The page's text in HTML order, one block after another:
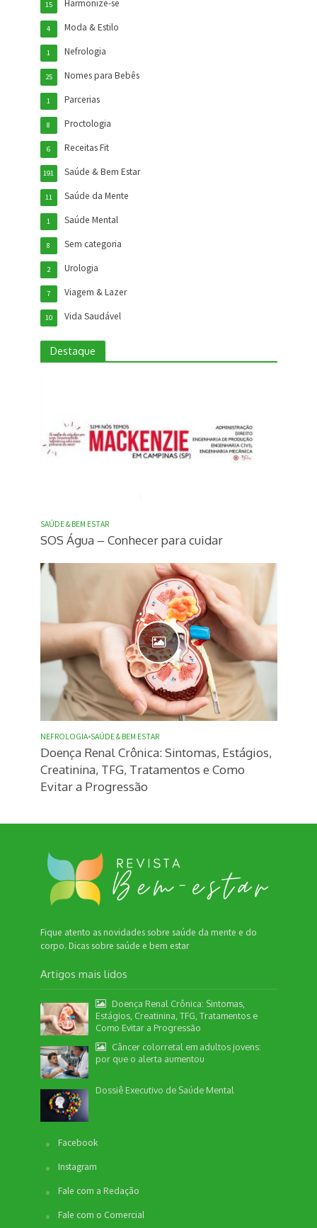
Harmonize-se
15
Moda & Estilo
4
Nefrologia
1
Nomes para Bebês
25
Parcerias
1
Proctologia
8
Receitas Fit
6
Saúde & Bem Estar
191
Saúde da Mente
11
Saúde Mental
1
Sem categoria
8
Urologia
2
Viagem & Lazer
7
Vida Saudável
10
Destaque
SAÚDE & BEM ESTAR
SOS Água – Conhecer para cuidar
NEFROLOGIA•SAÚDE & BEM ESTAR
Doença Renal Crônica: Sintomas, Estágios,
Creatinina, TFG, Tratamentos e Como
Evitar a Progressão
Fique atento as novidades sobre saúde da mente e do
corpo. Dicas sobre saúde e bem estar
Artigos mais lidos
Doença Renal Crônica: Sintomas,
Estágios, Creatinina, TFG, Tratamentos e
Como Evitar a Progressão
Câncer colorretal em adultos jovens:
por que o alerta aumentou
Dossiê Executivo de Saúde Mental
Facebook
Instagram
Fale com a Redação
Fale com o Comercial